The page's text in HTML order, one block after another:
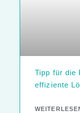
Tipp für die
effiziente